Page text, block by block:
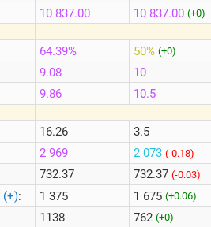
(+):
10 837.00
64.39%
9.08
9.86
16.26
2 969
732.37
1 375
1138
10 837.00 (+0)
50% (+0)
10
10.5
3.5
2 073 (-0.18)
732.37 (-0.03)
1 675 (+0.06)
762 (+0)